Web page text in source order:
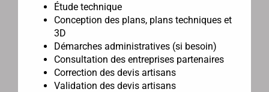
Étude technique
Conception des plans, plans techniques et
3D
Démarches administratives (si besoin)
Consultation des entreprises partenaires
Correction des devis artisans
Validation des devis artisans